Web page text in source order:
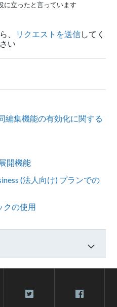
に立ったと言っています
、 リクエストを送信してく
い
集機能の有効化に関する
開機能
(法人向け) プランでの
クの使用